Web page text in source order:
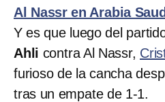
Al Nassr en Arabia
Y es que luego del
Ahli contra Al Nassr,
furioso de la cancha
tras un empate de 1-1.